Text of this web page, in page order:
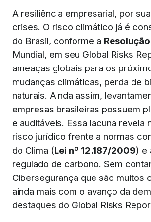
A resiliência empresarial, por
crises. O risco climático já é
do Brasil, conforme a
Mundial, em seu Global Risks
ameaças globais para os
mudanças climáticas, perda de
naturais. Ainda assim,
empresas brasileiras possuem
e auditáveis. Essa lacuna revela
risco jurídico frente a normas
do Clima (Lei nº 12.187/2009) e
regulado de carbono. Sem
Cibersegurança que são muitos
ainda mais com o avanço da
destaques do Global Risks